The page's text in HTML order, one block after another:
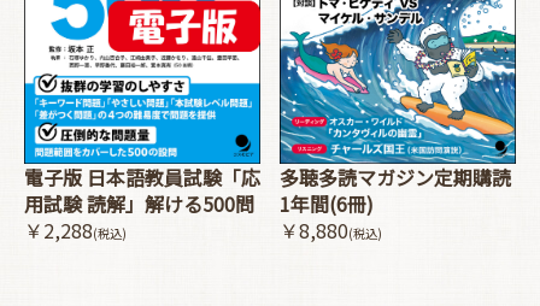
電子版 日本語教員試験「応
用試験 読解」解ける500問
￥2,288(税込)
多聴多読マガジン定期購読
1年間(6冊)
￥8,880(税込)